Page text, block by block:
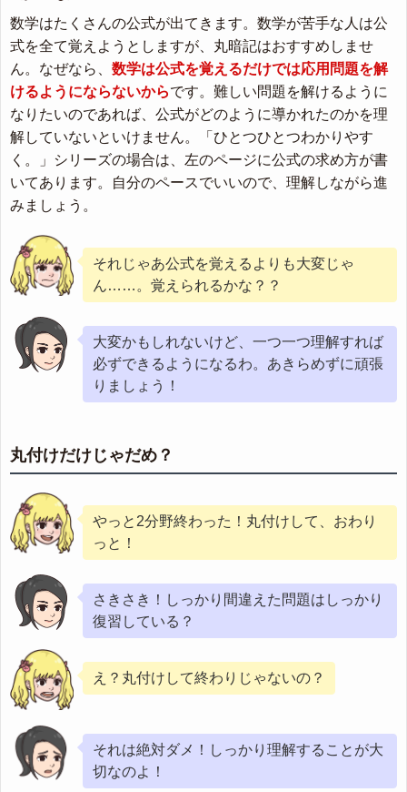
数学はたくさんの公式が出てきます。数学が苦手な人は公
式を全て覚えようとしますが、丸暗記はおすすめしませ
ん。なぜなら、 数学は公式を覚えるだけでは応用問題を解
けるようにならないからです。難しい問題を解けるように
なりたいのであれば、公式がどのように導かれたのかを理
解していないといけません。「ひとつひとつわかりやす
く。」シリーズの場合は、左のページに公式の求め方が書
いてあります。自分のペースでいいので、理解しながら進
みましょう。
それじゃあ公式を覚えるよりも大変じゃ
ん……。覚えられるかな？？
大変かもしれないけど、一つ一つ理解すれば
必ずできるようになるわ。あきらめずに頑張
りましょう！
丸付けだけじゃだめ？
やっと2分野終わった！丸付けして、おわり
っと！
さきさき！しっかり間違えた問題はしっかり
復習している？
え？丸付けして終わりじゃないの？
それは絶対ダメ！しっかり理解することが大
切なのよ！